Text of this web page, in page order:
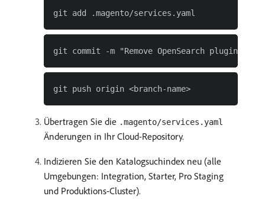
Übertragen Sie die .magento/services.yaml
Änderungen in Ihr Cloud-Repository.
Indizieren Sie den Katalogsuchindex neu (alle
Umgebungen: Integration, Starter, Pro Staging
und Produktions-Cluster).